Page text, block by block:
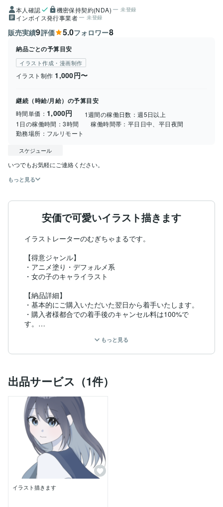
本人確認 機密保持契約(NDA) 未登録
インボイス発行事業者 未登録
販売実績9評価 5.0フォロワー8
納品ごとの予算目安
イラスト作成・漫画制作
イラスト制作 1,000円〜
継続（時給/月給）の予算目安
時間単価： 1,000円 1週間の稼働日数：週5日以上
1日の稼働時間：3時間 稼働時間帯： 平日日中、平日夜間
勤務場所： フルリモート
スケジュール
いつでもお気軽にご連絡ください。
もっと見る
安価で可愛いイラスト描きます
イラストレーターのむぎちゃまるです。
【得意ジャンル】
・アニメ塗り・デフォルメ系
・女の子のキャライラスト
【納品詳細】
・基本的にご購入いただいた翌日から着手いたします。
・購入者様都合での着手後のキャンセル料は100%で
す。
・自作発言
実績が少ないので安価で受けています。
一つひとつ丁寧な対応を心がけております。
質問、相談等あればお気軽にご連絡ください。
もっと見る
出品サービス（1件）
イラスト描きます